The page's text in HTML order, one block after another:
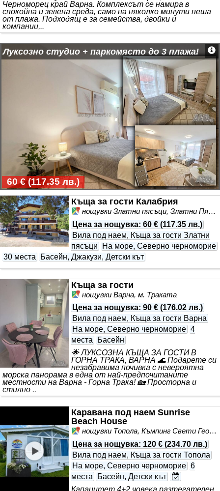
Черноморец край Варна. Комплексът се намира в
спокойна и зелена среда, само на няколко минути пеша
от плажа. Подходящ е за семейства, двойки и
компании,..
Луксозно студио + паркомясто до 3 плажа!
60 €(117.35 лв.)
Къща за гости Калабрия
нощувки Златни пясъци, Златни Пясъци
Цена за нощувка: 60 € (117.35 лв.)
Вила под наем, Къща за гости Златни
пясъци
На море, Северно черноморие
30 места
Басейн, Джакузи, Детски кът
Къща за гости
нощувки Варна, м. Траката
Цена за нощувка: 90 € (176.02 лв.)
Вила под наем, Къща за гости Варна
На море, Северно черноморие 4
места
Басейн
🌟 ЛУКСОЗНА КЪЩА ЗА ГОСТИ В
ГОРНА ТРАКА, ВАРНА 🌊 Подарете си
незабравима почивка с невероятна
морска панорама в една от най-предпочитаните
местности на Варна - Горна Трака! 🏡 Просторна и
стилно ..
Каравана под наем Sunrise
Beach House
нощувки Топола, Къмпинг Свети Георги
Цена за нощувка: 120 € (234.70 лв.)
Вила под наем, Къща за гости Топола
На море, Северно черноморие 6
места
Басейн, Детски кът
Капацитет 4+2 човека разтегателен